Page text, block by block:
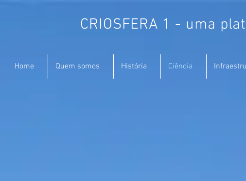
CRIOSFERA 1 - uma
Home Quem somos História Ciência